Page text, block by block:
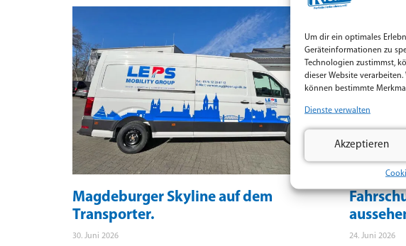
Um dir ein optimales
Geräteinformationen zu
Technologien zustimmst,
dieser Website
können bestimmte
Dienste verwalten
Akzeptieren
Magdeburger Skyline auf dem
Transporter.
30. Juni 2026 24. Juni 2026